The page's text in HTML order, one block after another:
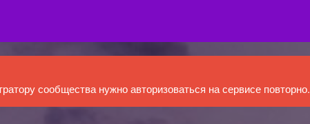
сообщества нужно авторизоваться на сервисе повторно.